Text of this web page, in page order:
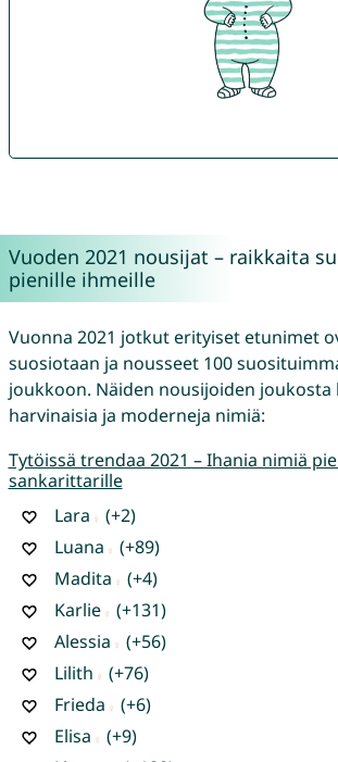
Vuoden 2021 nousijat – raikkaita
pienille ihmeille
Vuonna 2021 jotkut erityiset etunimet
suosiotaan ja nousseet 100
joukkoon. Näiden nousijoiden joukosta
harvinaisia ja moderneja nimiä:
Tytöissä trendaa 2021 – Ihania nimiä
sankarittarille
Lara
(+2)
Luana
(+89)
Madita
(+4)
Karlie
(+131)
Alessia
(+56)
Lilith
(+76)
Frieda
(+6)
Elisa
(+9)